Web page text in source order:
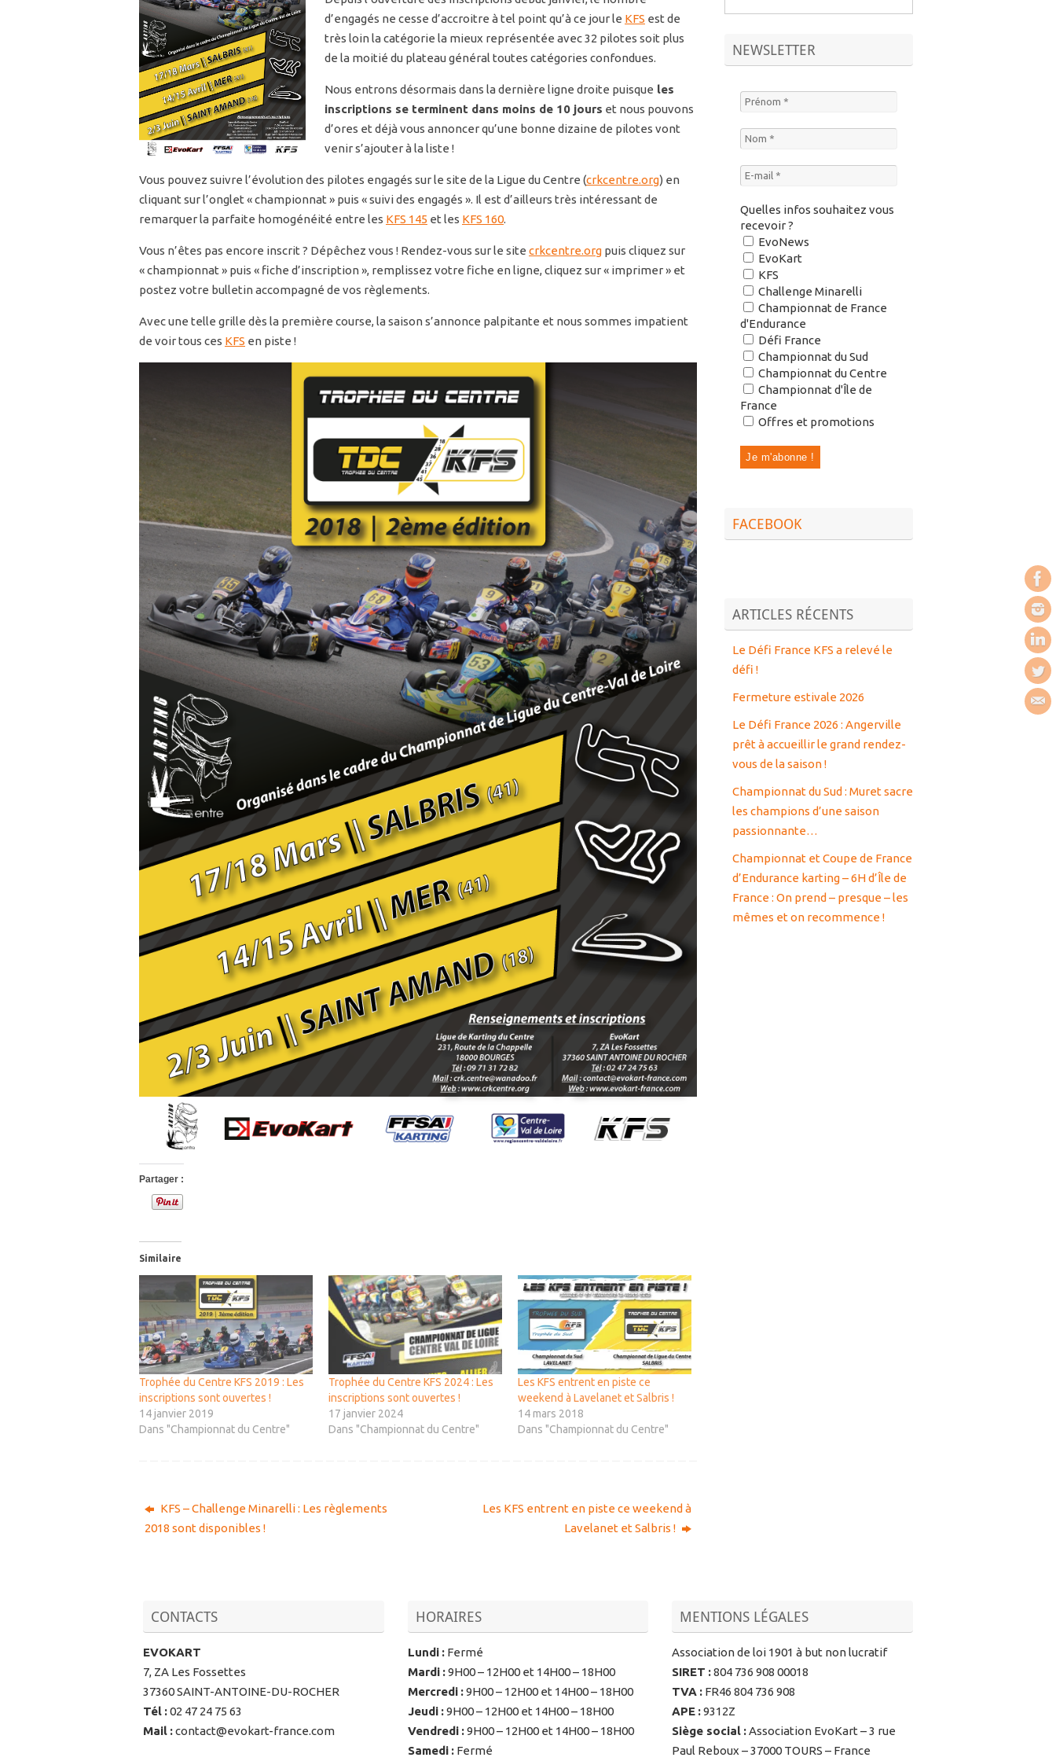
d’engagés ne cesse d’accroitre à tel point qu’à ce jour le KFS est de
très loin la catégorie la mieux représentée avec 32 pilotes soit plus
de la moitié du plateau général toutes catégories confondues.
Nous entrons désormais dans la dernière ligne droite puisque les
inscriptions se terminent dans moins de 10 jours et nous pouvons
d’ores et déjà vous annoncer qu’une bonne dizaine de pilotes vont
venir s’ajouter à la liste !
Vous pouvez suivre l’évolution des pilotes engagés sur le site de la Ligue du Centre (crkcentre.org) en
cliquant sur l’onglet « championnat » puis « suivi des engagés ». Il est d’ailleurs très intéressant de
remarquer la parfaite homogénéité entre les KFS 145 et les KFS 160.
Vous n’êtes pas encore inscrit ? Dépêchez vous ! Rendez-vous sur le site crkcentre.org puis cliquez sur
« championnat » puis « fiche d’inscription », remplissez votre fiche en ligne, cliquez sur « imprimer » et
postez votre bulletin accompagné de vos règlements.
Avec une telle grille dès la première course, la saison s’annonce palpitante et nous sommes impatient
de voir tous ces KFS en piste !
Partager :
Similaire
Trophée du Centre KFS 2019 : Les
inscriptions sont ouvertes !
14 janvier 2019
Dans "Championnat du Centre"
Trophée du Centre KFS 2024 : Les
inscriptions sont ouvertes !
17 janvier 2024
Dans "Championnat du Centre"
Les KFS entrent en piste ce
weekend à Lavelanet et Salbris !
14 mars 2018
Dans "Championnat du Centre"
KFS – Challenge Minarelli : Les règlements
2018 sont disponibles !
Les KFS entrent en piste ce weekend à
Lavelanet et Salbris !
NEWSLETTER
Quelles infos souhaitez vous
recevoir ?
EvoNews
EvoKart
KFS
Challenge Minarelli
Championnat de France
d'Endurance
Défi France
Championnat du Sud
Championnat du Centre
Championnat d'Île de
France
Offres et promotions
FACEBOOK
ARTICLES RÉCENTS
Le Défi France KFS a relevé le
défi !
Fermeture estivale 2026
Le Défi France 2026 : Angerville
prêt à accueillir le grand rendez-
vous de la saison !
Championnat du Sud : Muret sacre
les champions d’une saison
passionnante…
Championnat et Coupe de France
d’Endurance karting – 6H d’Île de
France : On prend – presque – les
mêmes et on recommence !
CONTACTS
EVOKART
7, ZA Les Fossettes
37360 SAINT-ANTOINE-DU-ROCHER
Tél :02 47 24 75 63
Mail :contact@evokart-france.com
HORAIRES
Lundi :Fermé
Mardi :9H00 – 12H00 et 14H00 – 18H00
Mercredi :9H00 – 12H00 et 14H00 – 18H00
Jeudi :9H00 – 12H00 et 14H00 – 18H00
Vendredi :9H00 – 12H00 et 14H00 – 18H00
Samedi :Fermé
MENTIONS LÉGALES
Association de loi 1901 à but non lucratif
SIRET :804 736 908 00018
TVA : FR46 804 736 908
APE :9312Z
Siège social :Association EvoKart – 3 rue
Paul Reboux – 37000 TOURS – France